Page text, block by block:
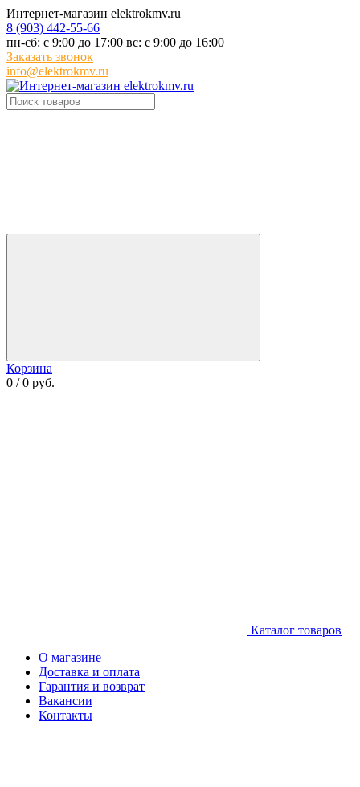
Интернет-магазин elektrokmv.ru
8 (903) 442-55-66
пн-сб: с 9:00 до 17:00 вс: с 9:00 до 16:00
Заказать звонок
info@elektrokmv.ru
Корзина
0 / 0 руб.
Каталог товаров
О магазине
Доставка и оплата
Гарантия и возврат
Вакансии
Контакты